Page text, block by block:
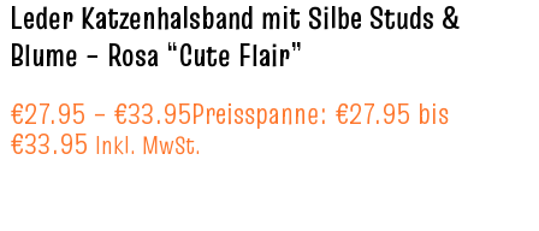
Leder Katzenhalsband mit Silbe Studs &
Blume – Rosa “Cute Flair”
€27.95 – €33.95Preisspanne: €27.95 bis
€33.95 Inkl. MwSt.